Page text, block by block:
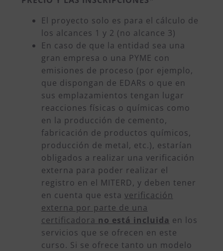
El proyecto solo es para el cálculo de
los alcances 1 y 2 (no alcance 3)
En caso de que la entidad sea una
gran empresa o una PYME con
emisiones de proceso (por ejemplo,
que dispongan de EDARs o que en
sus emplazamientos tengan lugar
reacciones físicas o químicas como
en la producción de cemento,
fabricación de productos químicos,
producción de metal, etc.), estarían
obligados a realizar una verificación
externa para poder realizar el
registro en el MITERD, y deben tener
en cuenta que esta verificación
externa por parte de una
certificadora no está incluida en los
servicios que se ofrecen en este
curso. Si se ofrece tanto un modelo